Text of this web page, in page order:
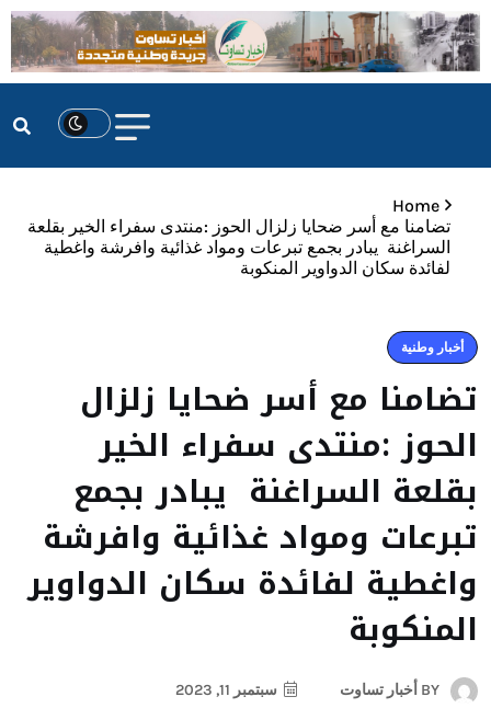
Home
تضامنا مع أسر ضحايا زلزال الحوز :منتدى سفراء الخير بقلعة
السراغنة يبادر بجمع تبرعات ومواد غذائية وافرشة واغطية
لفائدة سكان الدواوير المنكوبة
أخبار وطنية
تضامنا مع أسر ضحايا زلزال
الحوز :منتدى سفراء الخير
بقلعة السراغنة يبادر بجمع
تبرعات ومواد غذائية وافرشة
واغطية لفائدة سكان الدواوير
المنكوبة
BY أخبار تساوت سبتمبر 11, 2023